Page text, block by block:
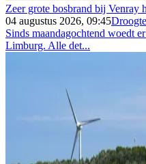
Zeer grote bosbrand bij Venray
04 augustus 2026, 09:45Droogte
Sinds maandagochtend woedt
Limburg. Alle det...